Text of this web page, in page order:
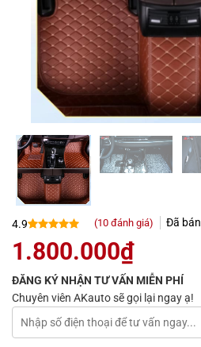
4.9
4.9trên 5
dựa trên
10
(10đánh giá) Đã bán
1.800.000₫
ĐĂNG KÝ NHẬN TƯ VẤN MIỄN PHÍ
Chuyên viên AKauto sẽ gọi lại ngay ạ!